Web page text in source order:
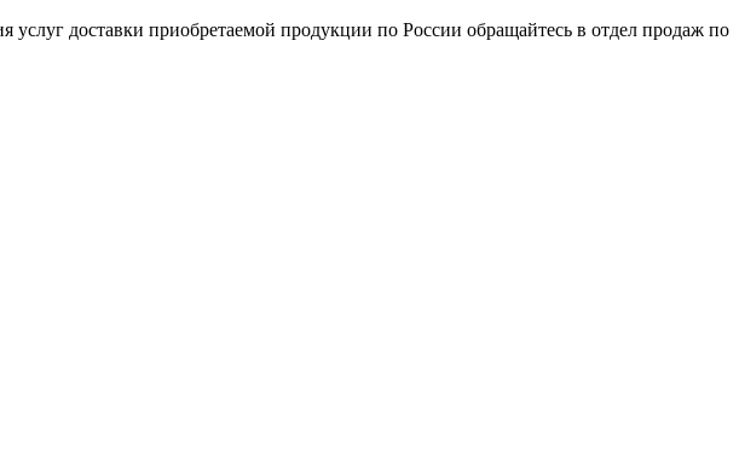
доставки приобретаемой продукции по России обращайтесь в отдел продаж по